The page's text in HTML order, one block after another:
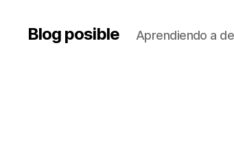
Blog posible Aprendiendo a